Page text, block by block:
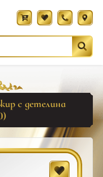
с детелина